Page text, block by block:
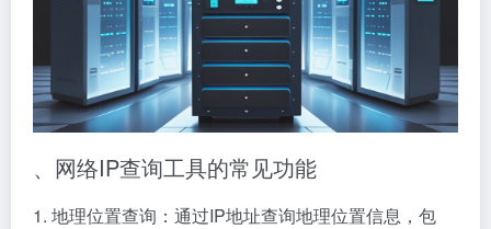
、网络IP查询工具的常见功能
1. 地理位置查询：通过IP地址查询地理位置信息，包